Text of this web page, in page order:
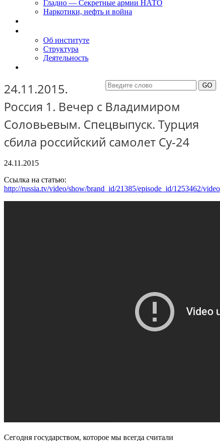
Гладио — Секретные армии НАТО
Наркотики, нефть и война
Об институте
Структура
Деятельность
24.11.2015.
Россия 1. Вечер с Владимиром
Соловьевым. Спецвыпуск. Турция
сбила российский самолет Су-24
24.11.2015
Ссылка на статью:
http://russia.tv/video/show/brand_id/21385/episode_id/1253462/
Сегодня государством, которое мы всегда считали